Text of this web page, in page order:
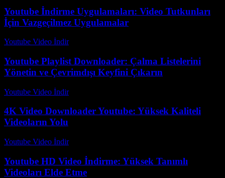
Youtube İndirme Uygulamaları: Video Tutkunları
İçin Vazgeçilmez Uygulamalar
Youtube Video İndir-
Youtube Playlist Downloader: Çalma Listelerini
Yönetin ve Çevrimdışı Keyfini Çıkarın
Youtube Video İndir-
4K Video Downloader Youtube: Yüksek Kaliteli
Videoların Yolu
Youtube Video İndir-
Youtube HD Video İndirme: Yüksek Tanımlı
Videoları Elde Etme